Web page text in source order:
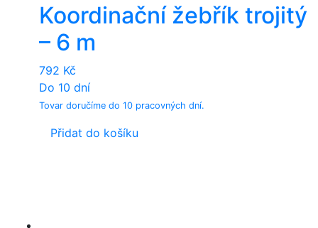
Koordinační žebřík trojitý
– 6 m
792 Kč
Do 10 dní
Tovar doručíme do 10 pracovných dní.
Přidat do košíku